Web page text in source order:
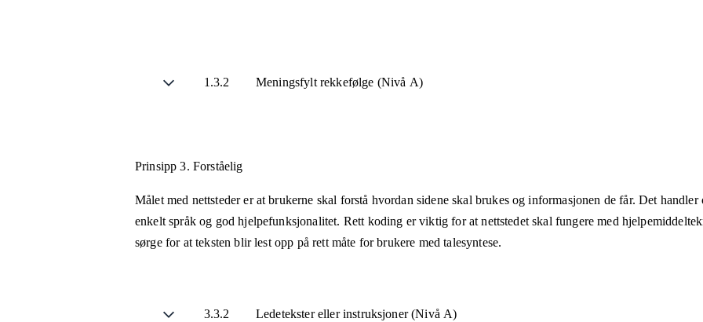
1.3.2 Meningsfylt rekkefølge (Nivå A)
Prinsipp 3. Forståelig
Målet med nettsteder er at brukerne skal forstå hvordan sidene skal brukes og informasjonen de får. Det
enkelt språk og god hjelpefunksjonalitet. Rett koding er viktig for at nettstedet skal fungere med
sørge for at teksten blir lest opp på rett måte for brukere med talesyntese.
3.3.2 Ledetekster eller instruksjoner (Nivå A)